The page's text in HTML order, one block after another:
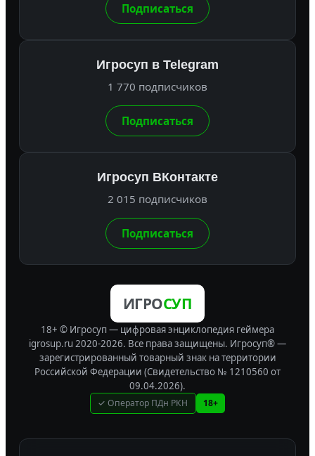
Подписаться
Игросуп в Telegram
1 770 подписчиков
Подписаться
Игросуп ВКонтакте
2 015 подписчиков
Подписаться
ИГРОСУП
18+ © Игросуп — цифровая энциклопедия геймера
igrosup.ru 2020-2026. Все права защищены. Игросуп® —
зарегистрированный товарный знак на территории
Российской Федерации (Свидетельство № 1210560 от
09.04.2026).
✓ Оператор ПДн РКН 18+